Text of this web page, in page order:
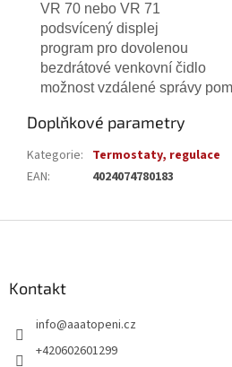
VR 70 nebo VR 71
podsvícený displej
program pro dovolenou
bezdrátové venkovní čidlo
možnost vzdálené správy
Doplňkové parametry
Kategorie: Termostaty, regulace
EAN: 4024074780183
Kontakt
info@aaatopeni.cz
+420602601299